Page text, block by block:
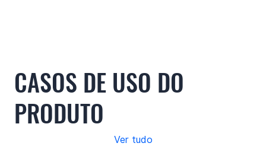
CASOS DE USO DO
PRODUTO
Ver tudo